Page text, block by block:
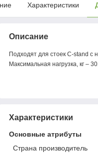
Характеристики
Описание
Подходят для стоек C-stand с
Максимальная нагрузка, кг –
Характеристики
Основные атрибуты
Страна производитель